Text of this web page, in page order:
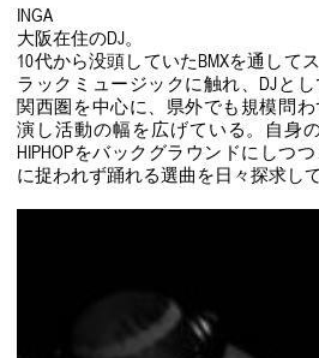
INGA
大阪在住のDJ。
10代から没頭していたBMXを通して
ラックミュージックに触れ、DJと
関西圏を中心に、県外でも規模問
演し活動の幅を広げている。自身
HIPHOPをバックグラウンドにしつ
に捉われず踊れる選曲を日々探求して